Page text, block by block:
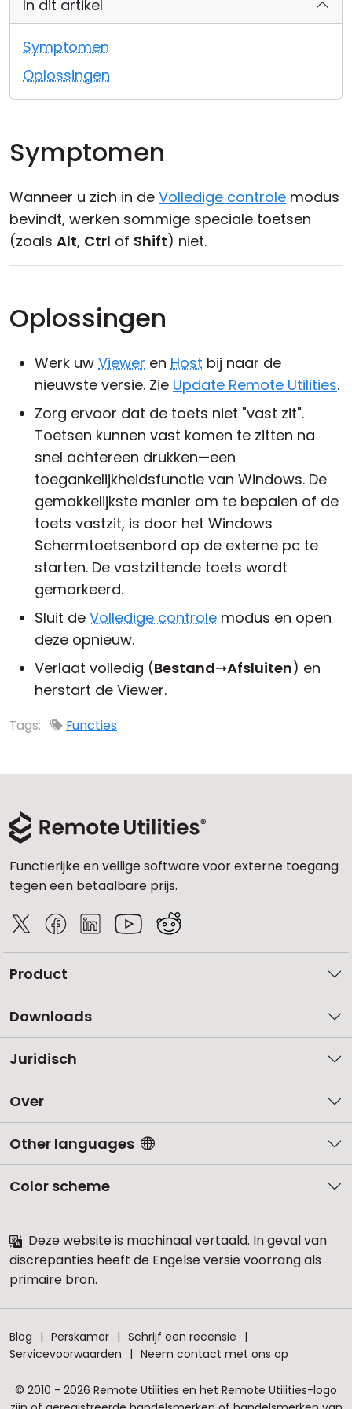
In dit artikel
Symptomen
Oplossingen
Symptomen
Wanneer u zich in de Volledige controle modus
bevindt, werken sommige speciale toetsen
(zoals Alt, Ctrl of Shift) niet.
Oplossingen
Werk uw Viewer en Host bij naar de
nieuwste versie. Zie Update Remote Utilities.
Zorg ervoor dat de toets niet "vast zit".
Toetsen kunnen vast komen te zitten na
snel achtereen drukken—een
toegankelijkheidsfunctie van Windows. De
gemakkelijkste manier om te bepalen of de
toets vastzit, is door het Windows
Schermtoetsenbord op de externe pc te
starten. De vastzittende toets wordt
gemarkeerd.
Sluit de Volledige controle modus en open
deze opnieuw.
Verlaat volledig (Bestand➝Afsluiten) en
herstart de Viewer.
Tags: Functies
Functierijke en veilige software voor externe toegang
tegen een betaalbare prijs.
Product
Downloads
Juridisch
Over
Other languages
Color scheme
Deze website is machinaal vertaald. In geval van
discrepanties heeft de Engelse versie voorrang als
primaire bron.
Blog Perskamer
Schrijf een recensie
Servicevoorwaarden
Neem contact met ons op
© 2010 - 2026 Remote Utilities en het Remote Utilities-logo
Cloud & On-Premise